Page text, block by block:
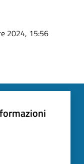
2024, 15:56